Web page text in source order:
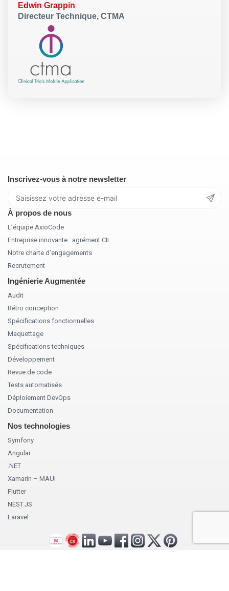
Edwin Grappin
Directeur Technique, CTMA
Inscrivez-vous à notre newsletter
À propos de nous
L’équipe AxioCode
Entreprise innovante : agrément CII
Notre charte d’engagements
Recrutement
Ingénierie Augmentée
Audit
Rétro conception
Spécifications fonctionnelles
Maquettage
Spécifications techniques
Développement
Revue de code
Tests automatisés
Déploiement DevOps
Documentation
Nos technologies
Symfony
Angular
.NET
Xamarin – MAUI
Flutter
NEST.JS
Laravel